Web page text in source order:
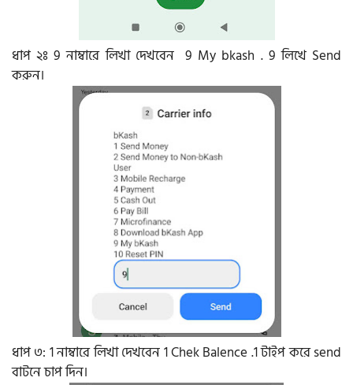
ধাপ ২ঃ 9 নাম্বারে লিখা দেখবেন 9 My bkash . 9 লিখে Send
করুন।
ধাপ ৩: 1 নাম্বারে লিখা দেখবেন 1 Chek Balence .1 টাইপ করে send
বাটনে চাপ দিন।